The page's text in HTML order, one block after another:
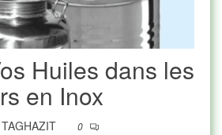
Huiles dans les
en Inox
TAGHAZIT 0